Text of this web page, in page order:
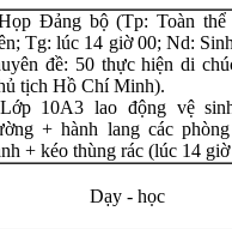
Đảng bộ (Tp: Toàn thể
Tg: lúc 14 giờ 00; Nd:
đề: 50 thực hiện di
tịch Hồ Chí Minh).
10A3 lao động vệ
+ hành lang các
+ kéo thùng rác (lúc 14
Dạy - học